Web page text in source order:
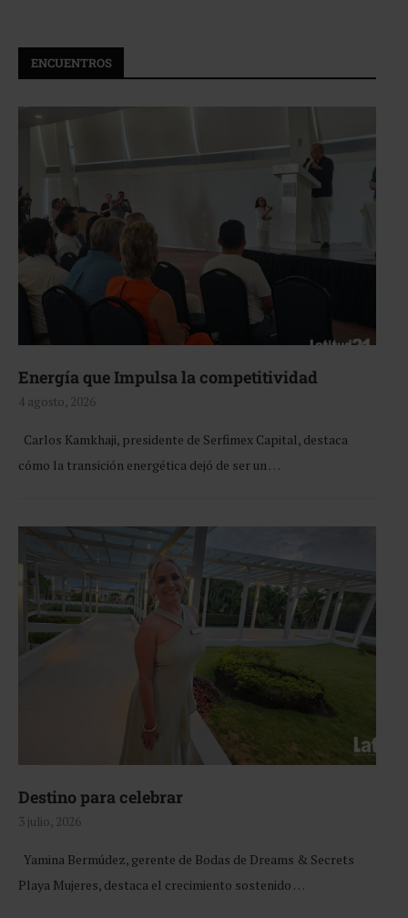
ENCUENTROS
Energía que Impulsa la competitividad
4 agosto, 2026
Carlos Kamkhaji, presidente de Serfimex Capital, destaca
cómo la transición energética dejó de ser un …
Destino para celebrar
3 julio, 2026
Yamina Bermúdez, gerente de Bodas de Dreams & Secrets
Playa Mujeres, destaca el crecimiento sostenido …